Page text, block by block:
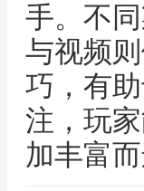
手。不
与视频
巧，有
注，玩
加丰富而